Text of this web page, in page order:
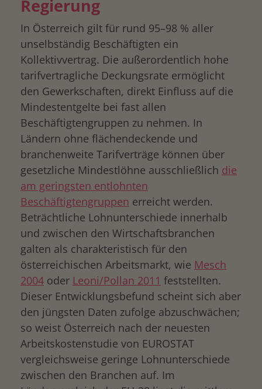
Regierung
In Österreich gilt für rund 95–98 % aller
unselbständig Beschäftigten ein
Kollektivvertrag. Die außerordentlich hohe
tarifvertragliche Deckungsrate ermöglicht
den Gewerkschaften, direkt Einfluss auf die
Mindestentgelte bei fast allen
Beschäftigtengruppen zu nehmen. In
Ländern ohne flächendeckende und
branchenweite Tarifverträge können über
gesetzliche Mindestlöhne ausschließlich die
am geringsten entlohnten
Beschäftigtengruppen erreicht werden.
Beträchtliche Lohnunterschiede innerhalb
und zwischen den Wirtschaftsbranchen
galten als charakteristisch für den
österreichischen Arbeitsmarkt, wie Mesch
2004 oder Leoni/Pollan 2011 feststellten.
Dieser Entwicklungsbefund scheint sich aber
den jüngsten Daten zufolge abzuschwächen;
so weist Österreich nach der neuesten
Arbeitskostenstudie von EUROSTAT
vergleichsweise geringe Lohnunterschiede
zwischen den Branchen auf. Im